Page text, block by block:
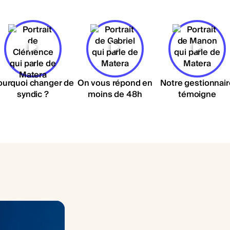
changer de
syndic ?
On vous répond en
moins de 48h
Notre
témoigne